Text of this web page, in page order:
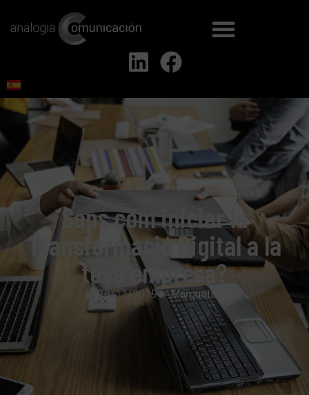
Saps com iniciar la
Transformació Digital a la
teva empresa?
26/11/2019 Marqueting